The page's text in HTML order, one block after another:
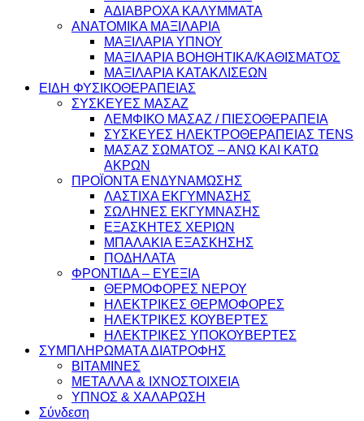
ΑΔΙΑΒΡΟΧΑ ΚΑΛΥΜΜΑΤΑ
ΑΝΑΤΟΜΙΚΑ ΜΑΞΙΛΑΡΙΑ
ΜΑΞΙΛΑΡΙΑ ΥΠΝΟΥ
ΜΑΞΙΛΑΡΙΑ ΒΟΗΘΗΤΙΚΑ/ΚΑΘΙΣΜΑΤΟΣ
ΜΑΞΙΛΑΡΙΑ ΚΑΤΑΚΛΙΣΕΩΝ
ΕΙΔΗ ΦΥΣΙΚΟΘΕΡΑΠΕΙΑΣ
ΣΥΣΚΕΥΕΣ ΜΑΣΑΖ
ΛΕΜΦΙΚΟ ΜΑΣΑΖ / ΠΙΕΣΟΘΕΡΑΠΕΙΑ
ΣΥΣΚΕΥΕΣ ΗΛΕΚΤΡΟΘΕΡΑΠΕΙΑΣ TENS
ΜΑΣΑΖ ΣΩΜΑΤΟΣ – ΑΝΩ ΚΑΙ ΚΑΤΩ
ΑΚΡΩΝ
ΠΡΟΪΟΝΤΑ ΕΝΔΥΝΑΜΩΣΗΣ
ΛΑΣΤΙΧΑ ΕΚΓΥΜΝΑΣΗΣ
ΣΩΛΗΝΕΣ ΕΚΓΥΜΝΑΣΗΣ
ΕΞΑΣΚΗΤΕΣ ΧΕΡΙΩΝ
ΜΠΑΛΑΚΙΑ ΕΞΑΣΚΗΣΗΣ
ΠΟΔΗΛΑΤΑ
ΦΡΟΝΤΙΔΑ – ΕΥΕΞΙΑ
ΘΕΡΜΟΦΟΡΕΣ ΝΕΡΟΥ
ΗΛΕΚΤΡΙΚΕΣ ΘΕΡΜΟΦΟΡΕΣ
ΗΛΕΚΤΡΙΚΕΣ ΚΟΥΒΕΡΤΕΣ
ΗΛΕΚΤΡΙΚΕΣ ΥΠΟΚΟΥΒΕΡΤΕΣ
ΣΥΜΠΛΗΡΩΜΑΤΑ ΔΙΑΤΡΟΦΗΣ
ΒΙΤΑΜΙΝΕΣ
ΜΕΤΑΛΛΑ & ΙΧΝΟΣΤΟΙΧΕΙΑ
ΥΠΝΟΣ & ΧΑΛΑΡΩΣΗ
Σύνδεση